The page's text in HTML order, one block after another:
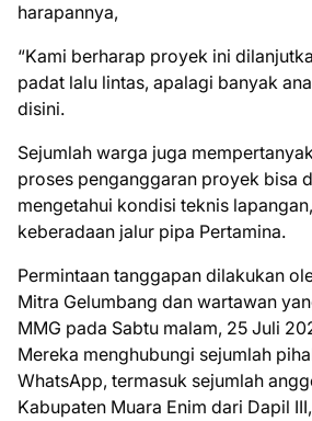
harapannya,
‎“Kami berharap proyek ini
padat lalu lintas, apalagi banyak
disini.
‎Sejumlah warga juga
proses penganggaran proyek bisa
mengetahui kondisi teknis
keberadaan jalur pipa Pertamina.
‎Permintaan tanggapan dilakukan
Mitra Gelumbang dan wartawan
MMG pada Sabtu malam, 25 Juli
Mereka menghubungi sejumlah
WhatsApp, termasuk sejumlah
Kabupaten Muara Enim dari Dapil